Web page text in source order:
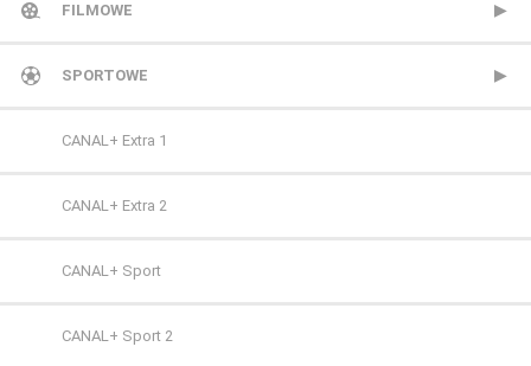
TVP 2
Polsat
TVN
Metro TV
Nowa TV
Polonia 1
Polsat 2
Super Polsat
Tele 5
FILMOWE
13 Ulica
ale kino+
AMC
Antena HD
AXN
SPORTOWE
CANAL+ Extra 1
CANAL+ Extra 2
CANAL+ Sport
CANAL+ Sport 2